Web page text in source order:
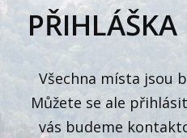
Všechna místa jsou
Můžete se ale
vás budeme